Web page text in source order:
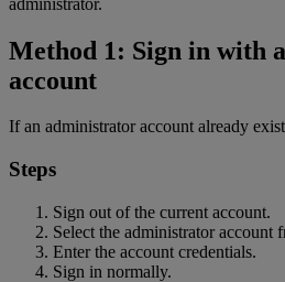
Method 1: Sign in with
account
If an administrator account already
Steps
Sign out of the current account.
Select the administrator account
Enter the account credentials.
Sign in normally.